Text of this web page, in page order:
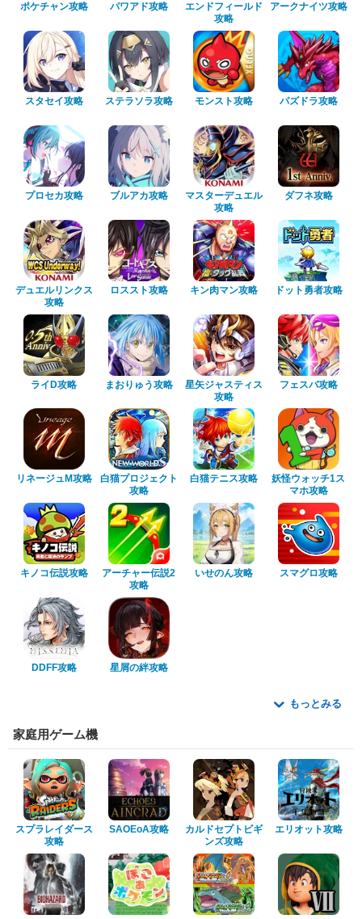
ポケチャン攻略 パワアド攻略
エンドフィールド
攻略
アークナイツ攻略
スタセイ攻略 ステラソラ攻略 モンスト攻略 パズドラ攻略
プロセカ攻略 ブルアカ攻略
マスターデュエル
攻略
ダフネ攻略
デュエルリンクス
攻略
ロススト攻略 キン肉マン攻略 ドット勇者攻略
ライD攻略 まおりゅう攻略
星矢ジャスティス
攻略
フェスバ攻略
リネージュM攻略
白猫プロジェクト
攻略
白猫テニス攻略
妖怪ウォッチ1ス
マホ攻略
キノコ伝説攻略
アーチャー伝説2
攻略
いせのん攻略 スマグロ攻略
DDFF攻略 星屑の絆攻略
もっとみる
家庭用ゲーム機
スプラレイダース
攻略
SAOEoA攻略
カルドセプトビギ
ンズ攻略
エリオット攻略